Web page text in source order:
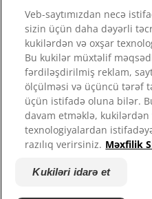
© 2026 Colgate-Palmolive
İstifadə şərtləri
Veb-saytımızdan necə
sizin üçün daha dəyərli
kukilərdən və oxşar
Bu kukilər müxtəlif
fərdiləşdirilmiş reklam,
ölçülməsi və üçüncü tərəf
üçün istifadə oluna bilər.
davam etməklə, kukilərdən
texnologiyalardan
razılıq verirsiniz. Məxfilik
Kukiləri idarə et